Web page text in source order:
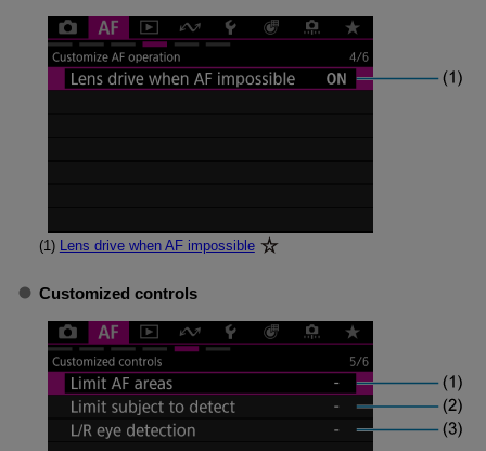
(1) Lens drive when AF impossible
Customized controls